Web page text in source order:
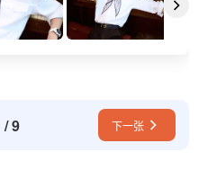
/9 下一张